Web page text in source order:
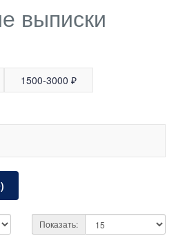
выписки
1500-3000 ₽
Показать: